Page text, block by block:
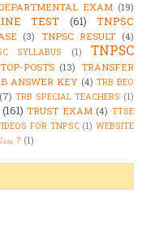
EXAM (19)
TEST (61)
TNPSC
(3) TNPSC RESULT (4)
SYLLABUS (1)
TNPSC
TOP-POSTS (13) TRANSFER
ANSWER KEY (4) TRB BEO
(7) TRB SPECIAL TEACHERS (1)
(161) TRUST EXAM (4) TTSE
FOR TNPSC (1) WEBSITE
? (1)